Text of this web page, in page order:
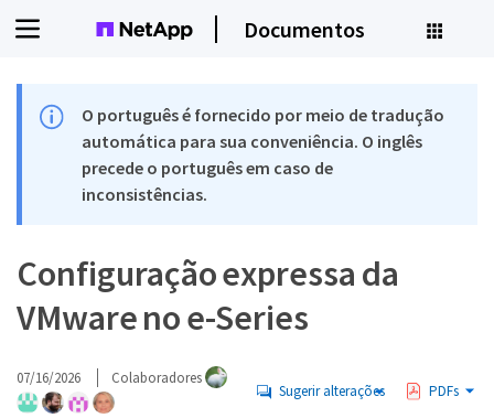
Documentos
O português é fornecido por meio de tradução
automática para sua conveniência. O inglês
precede o português em caso de
inconsistências.
Configuração expressa da
VMware no e-Series
07/16/2026 Colaboradores
Sugerir alterações PDFs